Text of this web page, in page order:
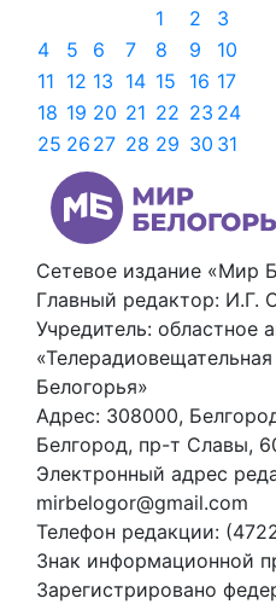
1
2
3
4
5 6 7 8 9
10
11 12 13 14 15 16 17
18 19 20 21 22 23 24
25 26 27 28 29 30 31
Сетевое издание «Мир
Главный редактор: И.Г.
Учредитель: областное
Белогорья»
Адрес: 308000,
Белгород, пр-т Славы,
Электронный адрес
mirbelogor@gmail.com
Телефон редакции:
Знак информационной
Зарегистрировано